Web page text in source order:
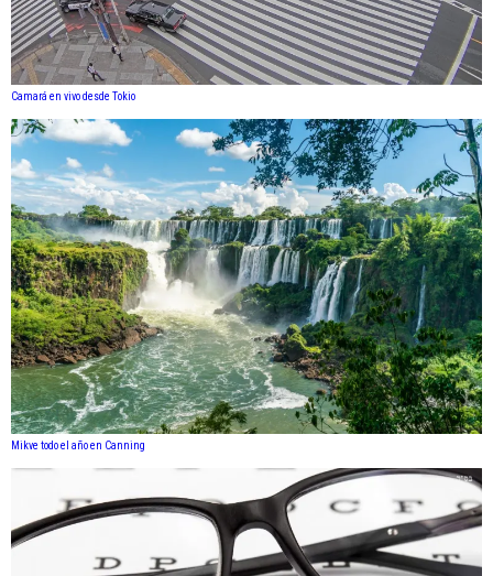
Camará en vivo desde Tokio
Mikve todo el año en Canning